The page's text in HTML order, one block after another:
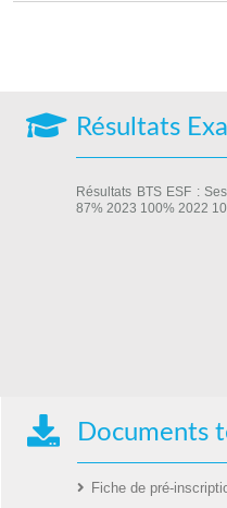
Résultats
Résultats BTS ESF :
87% 2023 100% 2022
Documents
Fiche de pré-